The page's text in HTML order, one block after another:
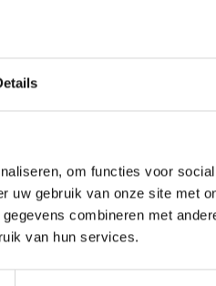
om functies voor
uw gebruik van onze site met
combineren met
van hun services.
ook de juiste
Jura jarenlang je trouwe
advies!